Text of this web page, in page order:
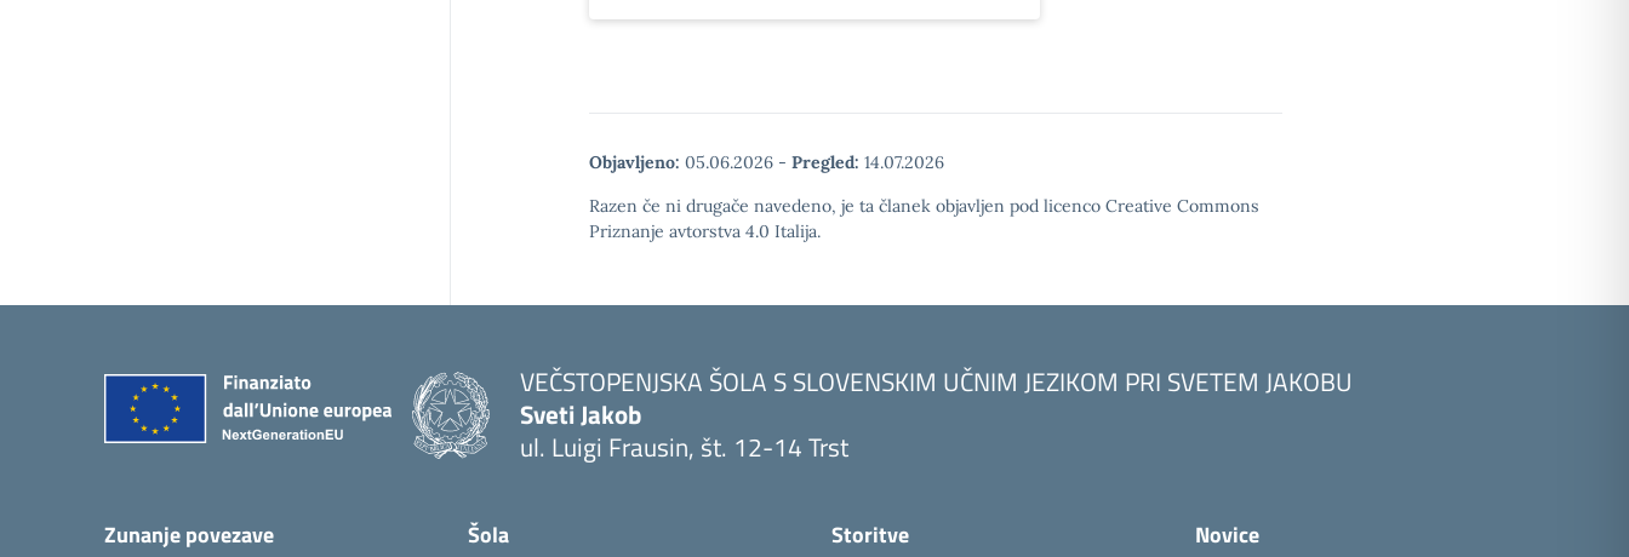
Objavljeno: 05.06.2026 - Pregled: 14.07.2026
Razen če ni drugače navedeno, je ta članek objavljen pod licenco Creative Commons
Priznanje avtorstva 4.0 Italija.
VEČSTOPENJSKA ŠOLA S SLOVENSKIM UČNIM JEZIKOM PRI SVETEM JAKOBU
Sveti Jakob
ul. Luigi Frausin, št. 12-14 Trst
Zunanje povezave Šola Storitve Novice